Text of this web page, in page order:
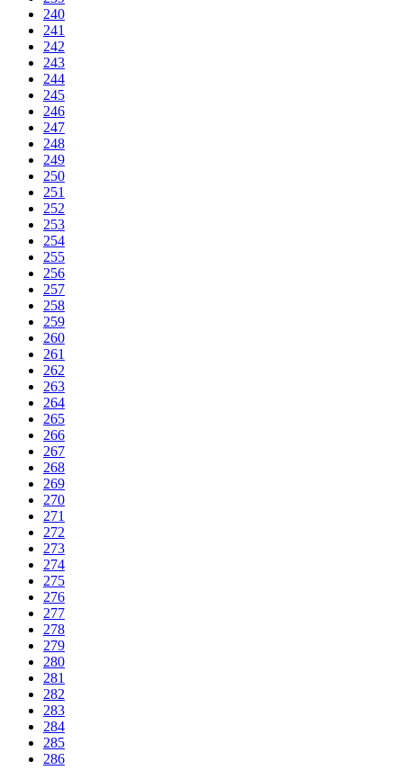
240
241
242
243
244
245
246
247
248
249
250
251
252
253
254
255
256
257
258
259
260
261
262
263
264
265
266
267
268
269
270
271
272
273
274
275
276
277
278
279
280
281
282
283
284
285
286